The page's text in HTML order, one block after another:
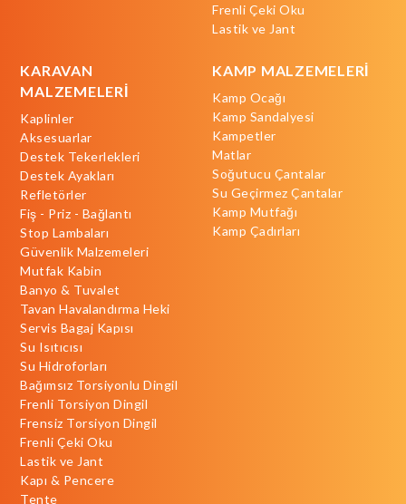
Frenli Çeki Oku
Lastik ve Jant
KARAVAN
MALZEMELERİ
Kaplinler
Aksesuarlar
Destek Tekerlekleri
Destek Ayakları
Refletörler
Fiş - Priz - Bağlantı
Stop Lambaları
Güvenlik Malzemeleri
Mutfak Kabin
Banyo & Tuvalet
Tavan Havalandırma Heki
Servis Bagaj Kapısı
Su Isıtıcısı
Su Hidroforları
Bağımsız Torsiyonlu Dingil
Frenli Torsiyon Dingil
Frensiz Torsiyon Dingil
Frenli Çeki Oku
Lastik ve Jant
Kapı & Pencere
Tente
KAMP MALZEMELERİ
Kamp Ocağı
Kamp Sandalyesi
Kampetler
Matlar
Soğutucu Çantalar
Su Geçirmez Çantalar
Kamp Mutfağı
Kamp Çadırları